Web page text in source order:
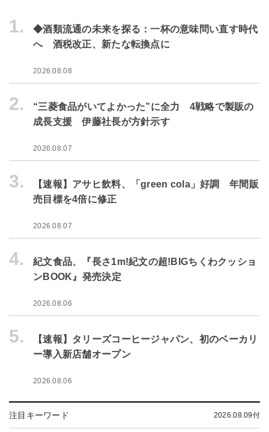
1.
◆酒類流通の未来を探る：一杯の意味問い直す時代
へ 酒税改正、新たな転換点に
2026.08.08
2.
“三菱食品がいてよかった”に全力 4戦略で製販の
成長支援 伊藤社長が方針示す
2026.08.07
3.
【速報】アサヒ飲料、「green cola」好調 年間販
売目標を4倍に修正
2026.08.07
4.
紀文食品、『長さ1m!紀文の超!BIGちくわクッショ
ンBOOK』発売決定
2026.08.06
5.
【速報】タリーズコーヒージャパン、初のベーカリ
ー導入新店舗オープン
2026.08.06
注目キーワード 2026.08.09付